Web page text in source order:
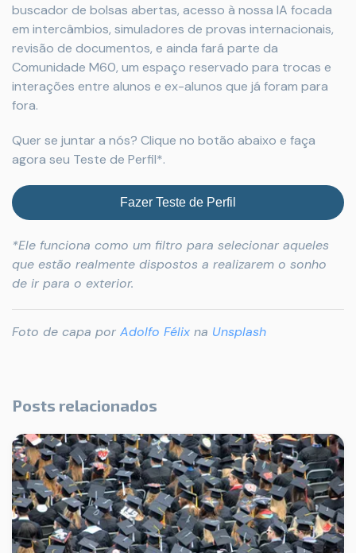
buscador de bolsas abertas, acesso à nossa IA focada
em intercâmbios, simuladores de provas internacionais,
revisão de documentos, e ainda fará parte da
Comunidade M60, um espaço reservado para trocas e
interações entre alunos e ex-alunos que já foram para
fora.
Quer se juntar a nós? Clique no botão abaixo e faça
agora seu Teste de Perfil*.
Fazer Teste de Perfil
*Ele funciona como um filtro para selecionar aqueles
que estão realmente dispostos a realizarem o sonho
de ir para o exterior.
Foto de capa por Adolfo Félix na Unsplash
Posts relacionados